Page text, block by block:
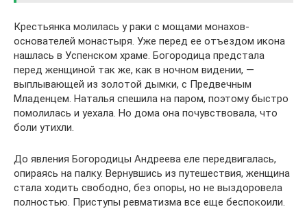
Крестьянка молилась у раки с мощами монахов-
основателей монастыря. Уже перед ее отъездом икона
нашлась в Успенском храме. Богородица предстала
перед женщиной так же, как в ночном видении, —
выплывающей из золотой дымки, с Предвечным
Младенцем. Наталья спешила на паром, поэтому быстро
помолилась и уехала. Но дома она почувствовала, что
боли утихли.
До явления Богородицы Андреева еле передвигалась,
опираясь на палку. Вернувшись из путешествия, женщина
стала ходить свободно, без опоры, но не выздоровела
полностью. Приступы ревматизма все еще беспокоили.